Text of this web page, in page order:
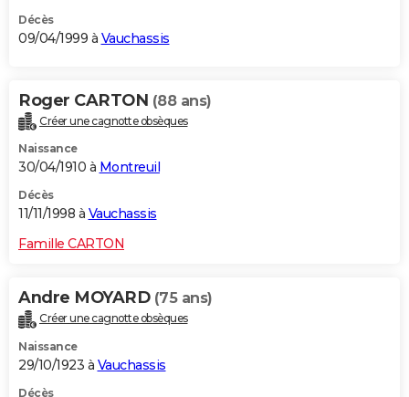
Décès
09/04/1999 à Vauchassis
Roger CARTON (88 ans)
Créer une cagnotte obsèques
Naissance
30/04/1910 à Montreuil
Décès
11/11/1998 à Vauchassis
Famille CARTON
Andre MOYARD (75 ans)
Créer une cagnotte obsèques
Naissance
29/10/1923 à Vauchassis
Décès